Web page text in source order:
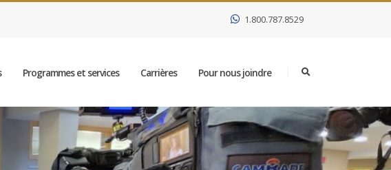
1.800.787.8529
Programmes et services Carrières Pour nous joindre